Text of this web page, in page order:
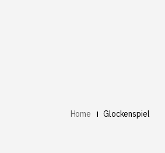
Home Glockenspiel